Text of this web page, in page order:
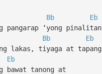
Bb Eb
pangarap ‘yong pinalitan
Bb
Eb
lakas, tiyaga at tapang
Eb
bawat tanong at